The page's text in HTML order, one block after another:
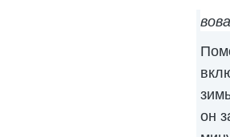
он